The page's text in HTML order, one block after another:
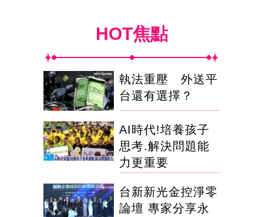
HOT焦點
執法重壓 外送平
台還有選擇？
AI時代!培養孩子
思考.解決問題能
力更重要
台新新光金控淨零
論壇 專家分享永